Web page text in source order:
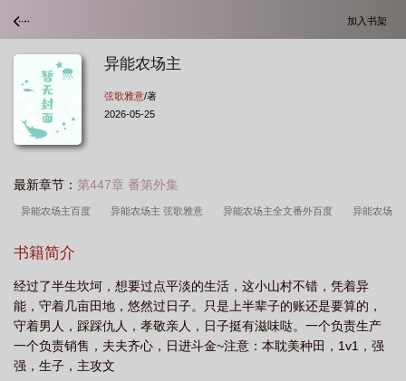
加入书架
异能农场主
弦歌雅意/著
2026-05-25
最新章节： 第447章 番第外集
异能农场主百度 异能农场主 弦歌雅意 异能农场主全文番外百度 异能农场
txt 异能农场主by弦歌雅意
书籍简介
经过了半生坎坷，想要过点平淡的生活，这小山村不错，凭着异
能，守着几亩田地，悠然过日子。只是上半辈子的账还是要算的，
守着男人，踩踩仇人，孝敬亲人，日子挺有滋味哒。一个负责生产
一个负责销售，夫夫齐心，日进斗金~注意：本耽美种田，1v1，强
强，生子，主攻文